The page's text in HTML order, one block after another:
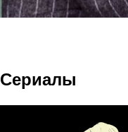
Сериалы